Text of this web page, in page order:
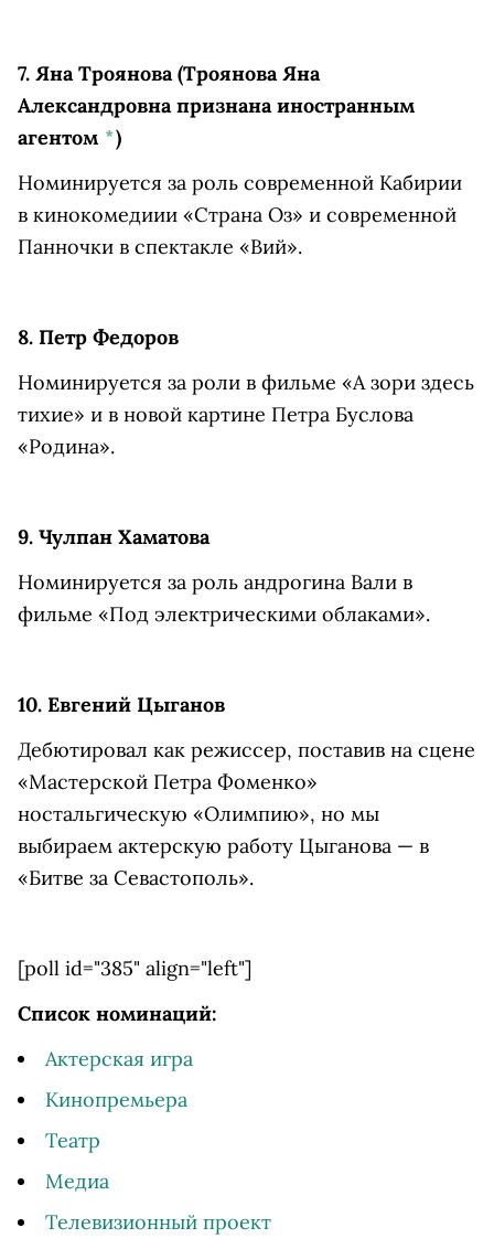
7. Яна Троянова(Троянова Яна
Александровна признана иностранным
агентом *)
Номинируется за роль современной Кабирии
в кинокомедиии «Страна Оз» и современной
Панночки в спектакле «Вий».
8. Петр Федоров
Номинируется за роли в фильме «А зори здесь
тихие» и в новой картине Петра Буслова
«Родина».
9. Чулпан Хаматова
Номинируется за роль андрогина Вали в
фильме «Под электрическими облаками».
10. Евгений Цыганов
Дебютировал как режиссер, поставив на сцене
«Мастерской Петра Фоменко»
ностальгическую «Олимпию», но мы
выбираем актерскую работу Цыганова — в
«Битве за Севастополь».
[poll id="385" align="left"]
Список номинаций:
Актерская игра
Кинопремьера
Театр
Медиа
Телевизионный проект